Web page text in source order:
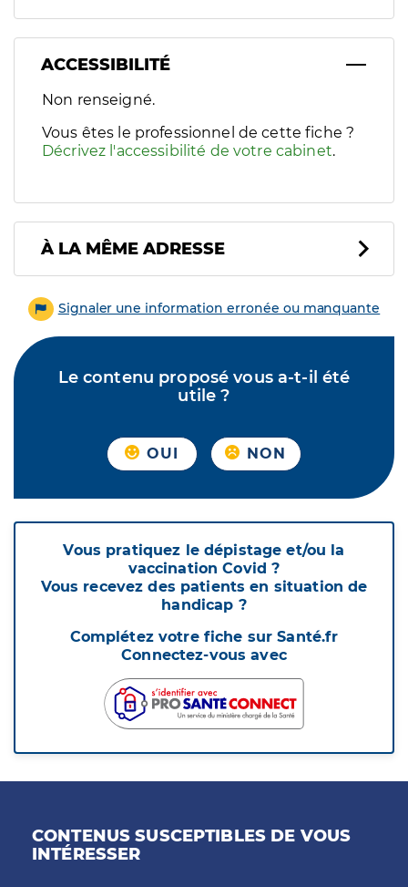
ACCESSIBILITÉ
Filtres
Sélectionnez un ou plusieurs handicaps/besoins
Non renseigné.
Vous êtes le professionnel de cette fiche ?
Décrivez l'accessibilité de votre cabinet.
À LA MÊME ADRESSE
Signaler une information erronée ou manquante
Le contenu proposé vous a-t-il été
utile ?
OUI NON
Vous pratiquez le dépistage et/ou la
vaccination Covid ?
Vous recevez des patients en situation de
handicap ?
Complétez votre fiche sur Santé.fr
Connectez-vous avec
CONTENUS SUSCEPTIBLES DE VOUS
INTÉRESSER